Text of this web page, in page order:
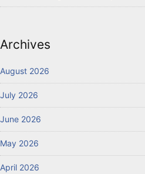
Archives
August 2026
July 2026
June 2026
May 2026
April 2026